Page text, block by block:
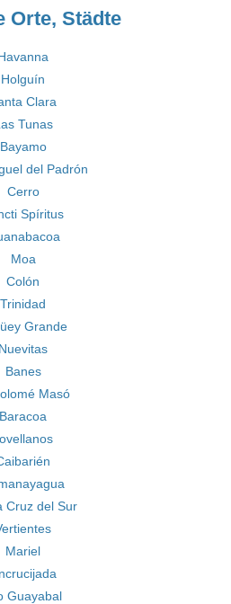
Orte, Städte
Holguín
Clara
Tunas
Bayamo
del Padrón
Cerro
Spíritus
Moa
Colón
Trinidad
Grande
Nuevitas
Banes
Masó
Baracoa
Cruz del Sur
Mariel
Guayabal